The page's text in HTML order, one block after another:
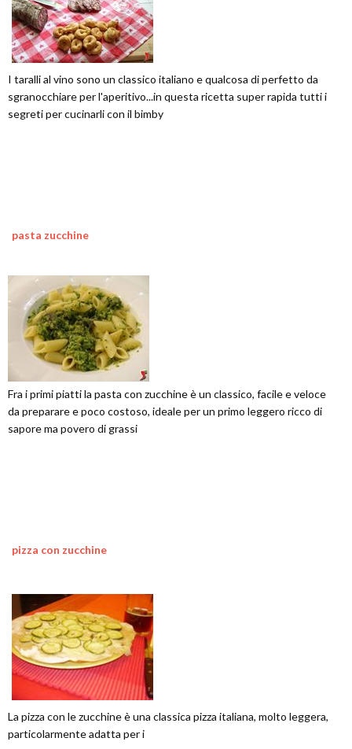
I taralli al vino sono un classico italiano e qualcosa di perfetto da
sgranocchiare per l'aperitivo...in questa ricetta super rapida tutti i
segreti per cucinarli con il bimby
pasta zucchine
Fra i primi piatti la pasta con zucchine è un classico, facile e veloce
da preparare e poco costoso, ideale per un primo leggero ricco di
sapore ma povero di grassi
pizza con zucchine
La pizza con le zucchine è una classica pizza italiana, molto leggera,
particolarmente adatta per i